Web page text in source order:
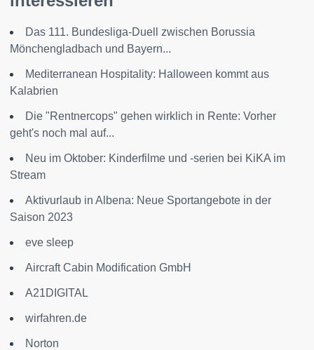
Das 111. Bundesliga-Duell zwischen Borussia
Mönchengladbach und Bayern...
Mediterranean Hospitality: Halloween kommt aus
Kalabrien
Die "Rentnercops" gehen wirklich in Rente: Vorher
geht's noch mal auf...
Neu im Oktober: Kinderfilme und -serien bei KiKA im
Stream
Aktivurlaub in Albena: Neue Sportangebote in der
Saison 2023
eve sleep
Aircraft Cabin Modification GmbH
A21DIGITAL
wirfahren.de
Norton